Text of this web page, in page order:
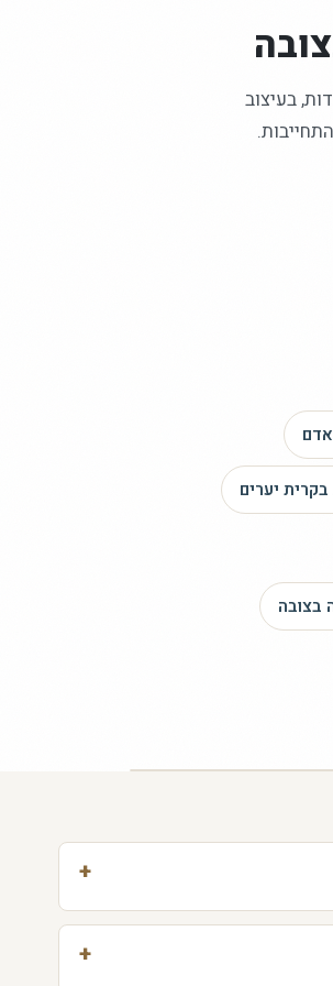
בעיצוב
בקרית יערים
בצובה